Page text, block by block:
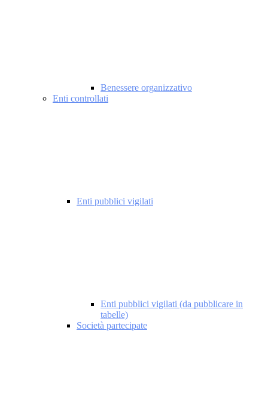
Benessere organizzativo
Enti controllati
Enti pubblici vigilati
Enti pubblici vigilati (da pubblicare in
tabelle)
Società partecipate